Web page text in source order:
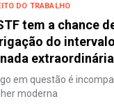
DO TRABALHO
tem a chance
do
extraordinária
em questão é
moderna